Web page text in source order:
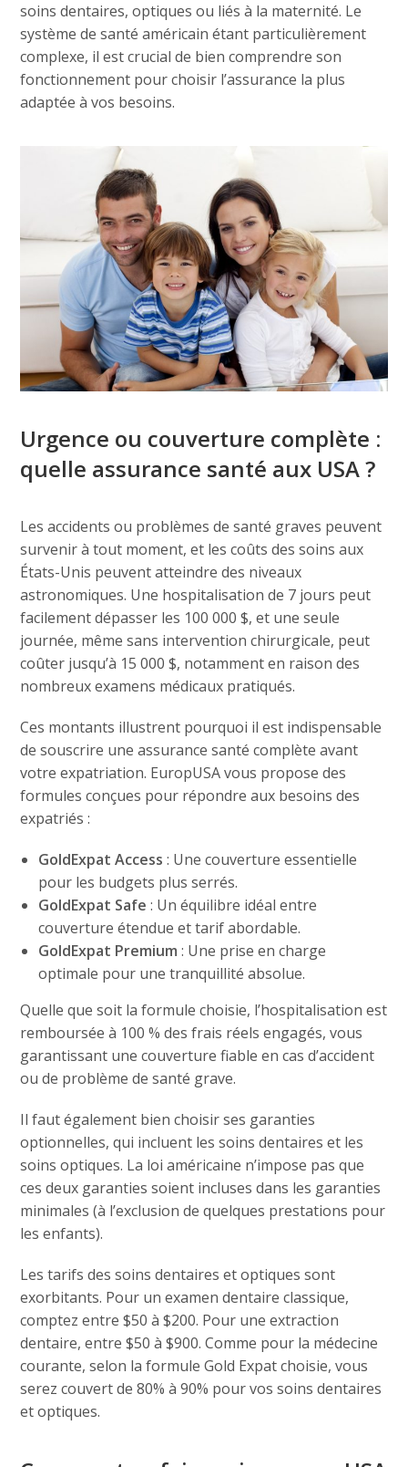
soins dentaires, optiques ou liés à la maternité. Le
système de santé américain étant particulièrement
complexe, il est crucial de bien comprendre son
fonctionnement pour choisir l’assurance la plus
adaptée à vos besoins.
Urgence ou couverture complète :
quelle assurance santé aux USA ?
Les accidents ou problèmes de santé graves peuvent
survenir à tout moment, et les coûts des soins aux
États-Unis peuvent atteindre des niveaux
astronomiques. Une hospitalisation de 7 jours peut
facilement dépasser les 100 000 $, et une seule
journée, même sans intervention chirurgicale, peut
coûter jusqu’à 15 000 $, notamment en raison des
nombreux examens médicaux pratiqués.
Ces montants illustrent pourquoi il est indispensable
de souscrire une assurance santé complète avant
votre expatriation. EuropUSA vous propose des
formules conçues pour répondre aux besoins des
expatriés :
GoldExpat Access : Une couverture essentielle
pour les budgets plus serrés.
GoldExpat Safe : Un équilibre idéal entre
couverture étendue et tarif abordable.
GoldExpat Premium : Une prise en charge
optimale pour une tranquillité absolue.
Quelle que soit la formule choisie, l’hospitalisation est
remboursée à 100 % des frais réels engagés, vous
garantissant une couverture fiable en cas d’accident
ou de problème de santé grave.
Il faut également bien choisir ses garanties
optionnelles, qui incluent les soins dentaires et les
soins optiques. La loi américaine n’impose pas que
ces deux garanties soient incluses dans les garanties
minimales (à l’exclusion de quelques prestations pour
les enfants).
Les tarifs des soins dentaires et optiques sont
exorbitants. Pour un examen dentaire classique,
comptez entre $50 à $200. Pour une extraction
dentaire, entre $50 à $900. Comme pour la médecine
courante, selon la formule Gold Expat choisie, vous
serez couvert de 80% à 90% pour vos soins dentaires
et optiques.